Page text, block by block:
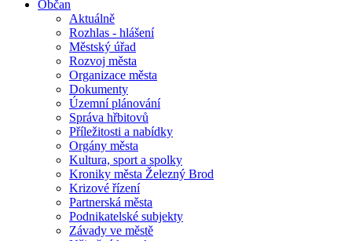
Občan
Aktuálně
Rozhlas - hlášení
Městský úřad
Rozvoj města
Organizace města
Dokumenty
Územní plánování
Správa hřbitovů
Příležitosti a nabídky
Orgány města
Kultura, sport a spolky
Kroniky města Železný Brod
Krizové řízení
Partnerská města
Podnikatelské subjekty
Závady ve městě